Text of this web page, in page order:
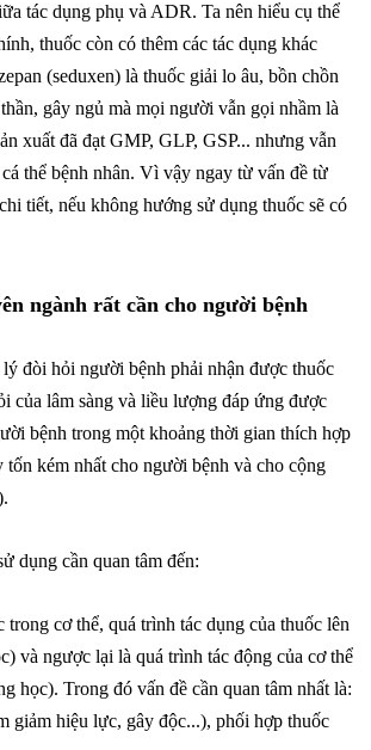
tác dụng phụ và ADR. Ta nên hiểu cụ thể
thuốc còn có thêm các tác dụng khác
(seduxen) là thuốc giải lo âu, bồn chồn
gây ngủ mà mọi người vẫn gọi nhầm là
xuất đã đạt GMP, GLP, GSP... nhưng vẫn
thể bệnh nhân. Vì vậy ngay từ vấn đề từ
tiết, nếu không hướng sử dụng thuốc sẽ có
ngành rất cần cho người bệnh
đòi hỏi người bệnh phải nhận được thuốc
của lâm sàng và liều lượng đáp ứng được
bệnh trong một khoảng thời gian thích hợp
kém nhất cho người bệnh và cho cộng
dụng cần quan tâm đến:
trong cơ thể, quá trình tác dụng của thuốc lên
và ngược lại là quá trình tác động của cơ thể
học). Trong đó vấn đề cần quan tâm nhất là:
giảm hiệu lực, gây độc...), phối hợp thuốc